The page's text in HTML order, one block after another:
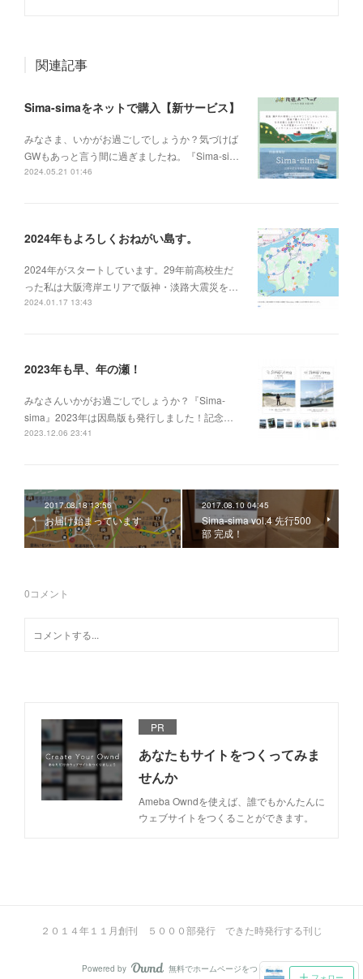
関連記事
Sima-simaをネットで購入【新サービス】
みなさま、いかがお過ごしでしょうか？気づけば
GWもあっと言う間に過ぎましたね。『Sima-si…
2024.05.21 01:46
2024年もよろしくおねがい島す。
2024年がスタートしています。29年前高校生だ
った私は大阪湾岸エリアで阪神・淡路大震災を…
2024.01.17 13:43
2023年も早、年の瀬！
みなさんいかがお過ごしでしょうか？『Sima-
sima』2023年は因島版も発行しました！記念…
2023.12.06 23:41
2017.08.18 13:56
お届け始まっています
2017.08.10 04:45
Sima-sima vol.4 先行500
部 完成！
0コメント
PR
あなたもサイトをつくってみま
せんか
Ameba Owndを使えば、誰でもかんたんに
ウェブサイトをつくることができます。
２０１４年１１月創刊 ５０００部発行 できた時発行する刊じ
Powered by AmebaOwnd
無料でホームページをつくろう